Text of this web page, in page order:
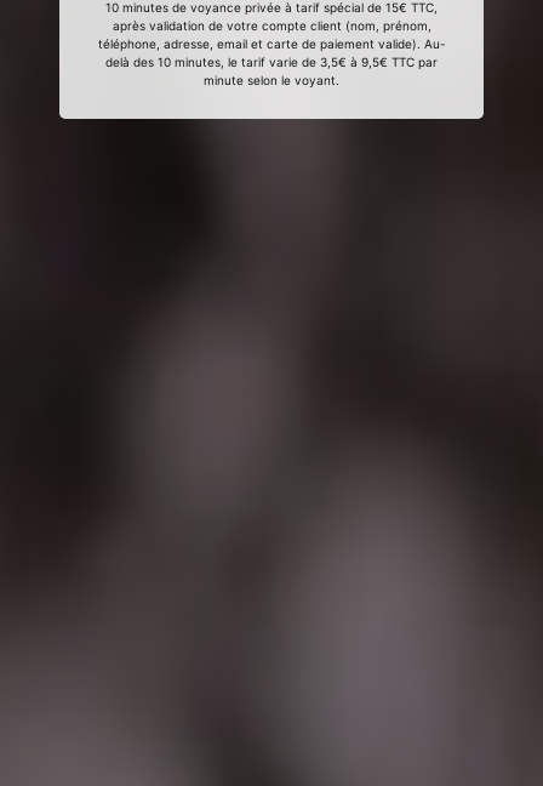
10 minutes de voyance privée à tarif spécial de 15€ TTC,
après validation de votre compte client (nom, prénom,
téléphone, adresse, email et carte de paiement valide). Au-
delà des 10 minutes, le tarif varie de 3,5€ à 9,5€ TTC par
minute selon le voyant.